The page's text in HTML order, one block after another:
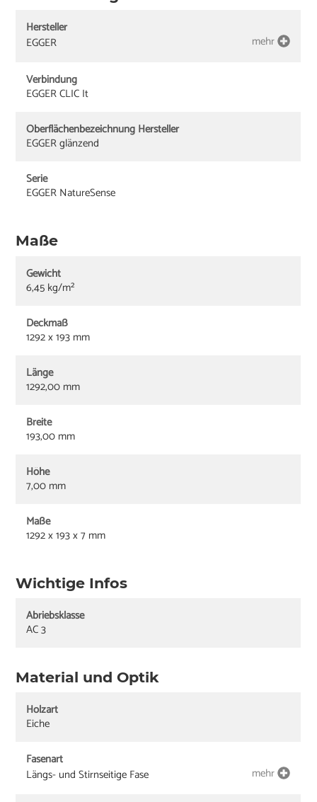
Hersteller
EGGER
mehr
Verbindung
EGGER CLIC It
Oberflächenbezeichnung Hersteller
EGGER glänzend
Serie
EGGER NatureSense
Maße
Gewicht
6,45 kg/m²
Deckmaß
1292 x 193 mm
Länge
1292,00 mm
Breite
193,00 mm
Höhe
7,00 mm
Maße
1292 x 193 x 7 mm
Wichtige Infos
Abriebsklasse
AC 3
Material und Optik
Holzart
Eiche
Fasenart
Längs- und Stirnseitige Fase
mehr